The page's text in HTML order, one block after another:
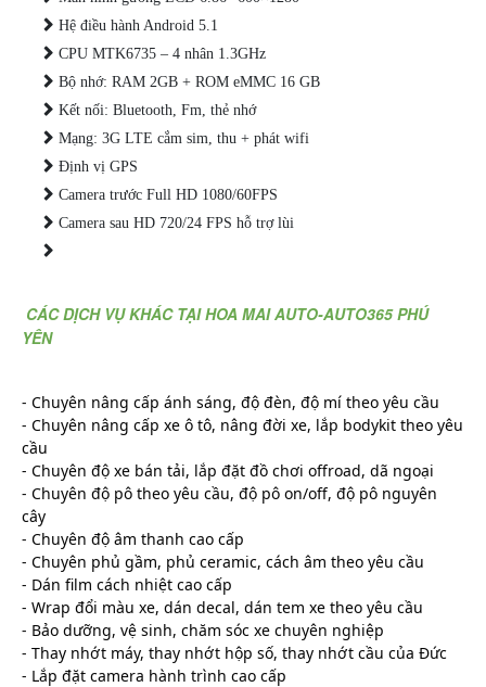
Hệ điều hành Android 5.1
CPU MTK6735 – 4 nhân 1.3GHz
Bộ nhớ: RAM 2GB + ROM eMMC 16 GB
Kết nối: Bluetooth, Fm, thẻ nhớ
Mạng: 3G LTE cắm sim, thu + phát wifi
Định vị GPS
Camera trước Full HD 1080/60FPS
Camera sau HD 720/24 FPS hỗ trợ lùi
CÁC DỊCH VỤ KHÁC TẠI HOA MAI AUTO-AUTO365 PHÚ
YÊN
- Chuyên nâng cấp ánh sáng, độ đèn, độ mí theo yêu cầu
- Chuyên nâng cấp xe ô tô, nâng đời xe, lắp bodykit theo yêu
cầu
- Chuyên độ xe bán tải, lắp đặt đồ chơi offroad, dã ngoại
- Chuyên độ pô theo yêu cầu, độ pô on/off, độ pô nguyên
cây
- Chuyên độ âm thanh cao cấp
- Chuyên phủ gầm, phủ ceramic, cách âm theo yêu cầu
- Dán film cách nhiệt cao cấp
- Wrap đổi màu xe, dán decal, dán tem xe theo yêu cầu
- Bảo dưỡng, vệ sinh, chăm sóc xe chuyên nghiệp
- Thay nhớt máy, thay nhớt hộp số, thay nhớt cầu của Đức
- Lắp đặt camera hành trình cao cấp